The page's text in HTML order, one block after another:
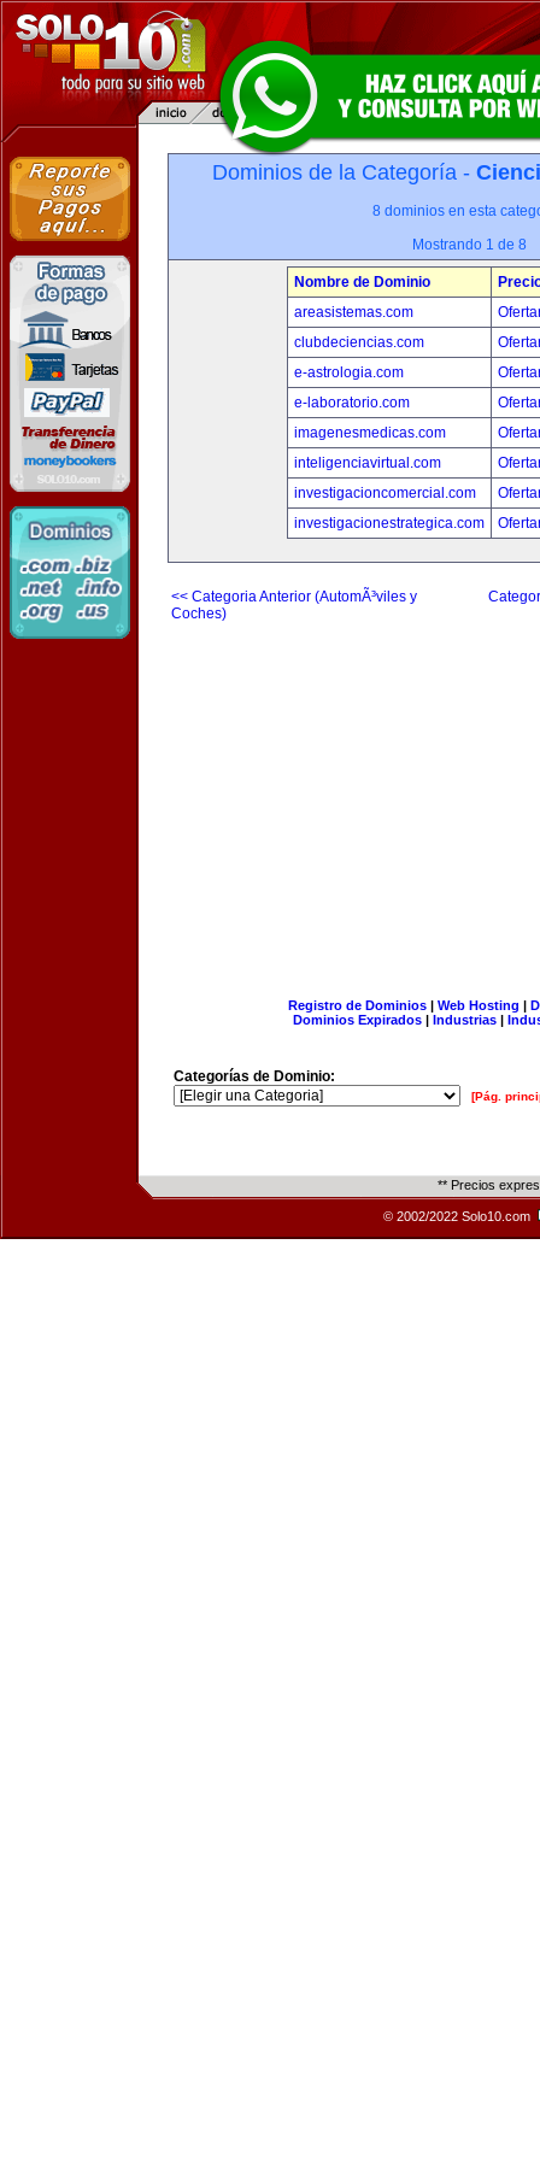
Dominios de la Categoría -
8 dominios en esta
Mostrando 1 de 8
Nombre de Dominio
areasistemas.com
clubdeciencias.com
e-astrologia.com
e-laboratorio.com
imagenesmedicas.com
inteligenciavirtual.com
investigacioncomercial.com
investigacionestrategica.com
<< Categoria Anterior (AutomÃ³viles y
Coches)
Registro de Dominios| Web Hosting |
Dominios Expirados | Industrias |
Categorías de Dominio:
[Pág.
** Precios
© 2002/2022 Solo10.com